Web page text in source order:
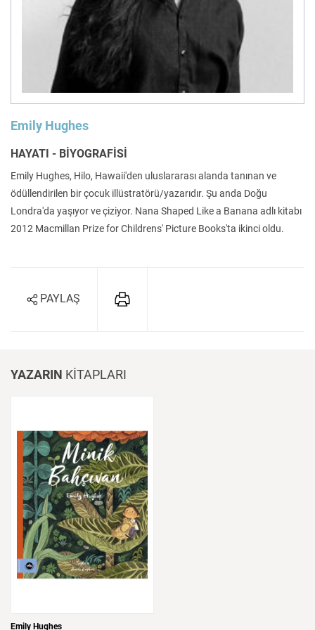
Felsefe Kesişimler
İnsan ve Toplum Çocuk Kitaplığı
Klasik
Emily Hughes
HAYATI - BİYOGRAFİSİ
Emily Hughes, Hilo, Hawaii'den uluslararası alanda tanınan ve
ödüllendirilen bir çocuk illüstratörü/yazarıdır. Şu anda Doğu
Londra'da yaşıyor ve çiziyor. Nana Shaped Like a Banana adlı kitabı
2012 Macmillan Prize for Childrens' Picture Books'ta ikinci oldu.
PAYLAŞ
YAZARIN KİTAPLARI
Emily Hughes